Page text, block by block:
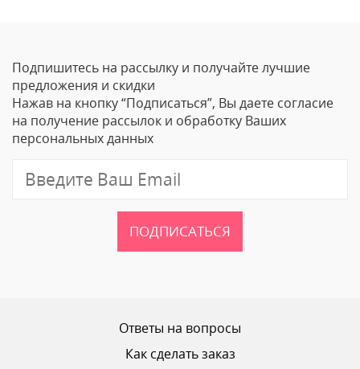
Ваше Имя
Email
Подпишитесь на рассылку и получайте лучшие
предложения и скидки
Нажав на кнопку “Подписаться”, Вы даете согласие
на получение рассылок и обработку Ваших
персональных данных
ПОДПИСАТЬСЯ
Ответы на вопросы
Как сделать заказ